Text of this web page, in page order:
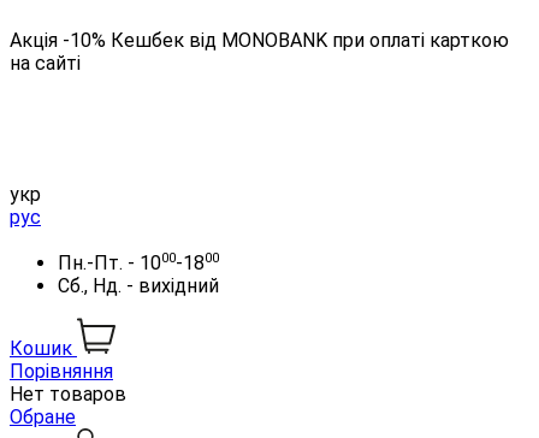
Акція -10% Кешбек від MONOBANK при оплаті карткою
на сайті
укр
рус
Пн.-Пт. - 1000-1800
Сб., Нд. - вихідний
Кошик
Порівняння
Нет товаров
Обране